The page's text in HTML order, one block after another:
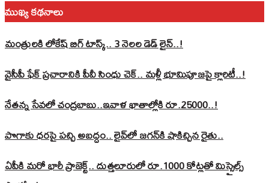
ముఖ్య కథనాలు
మంత్రులకి లోకేష్‌ బిగ్‌ టాస్క్‌.. 3 నెలల డెడ్‌ లైన్‌..!
వైసీపీ ఫేక్ ప్రచారానికి పీవీ సింధు చెక్.. మళ్లీ భూమిపూజపై క్లారిటీ..!
నేతన్న సేవలో చంద్రబాబు..ఇవాళ ఖాతాల్లోకి రూ.25000..!
పొగాకు ధరపై పచ్చి అబద్దం.. లైవ్‌లో జగన్‌కి షాకిచ్చిన రైతు..
ఏపీకి మరో భారీ ప్రాజెక్ట్.. దుత్తలూరులో రూ.1000 కోట్లతో మిస్సైల్స్